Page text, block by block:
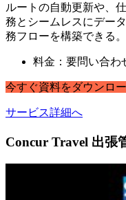
ルートの自動更新や、
務とシームレスにデー
務フローを構築できる。
料金：要問い合わ
今すぐ資料をダウンロ
サービス詳細へ
Concur Travel 出張